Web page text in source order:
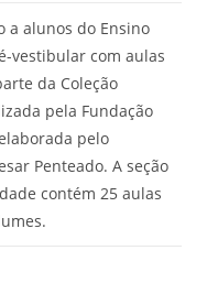
a alunos do Ensino
vestibular com aulas
da Coleção
pela Fundação
pelo
Penteado. A seção
contém 25 aulas